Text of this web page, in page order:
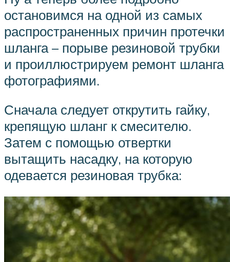
остановимся на одной из самых
распространенных причин протечки
шланга – порыве резиновой трубки
и проиллюстрируем ремонт шланга
фотографиями.
Сначала следует открутить гайку,
крепящую шланг к смесителю.
Затем с помощью отвертки
вытащить насадку, на которую
одевается резиновая трубка: